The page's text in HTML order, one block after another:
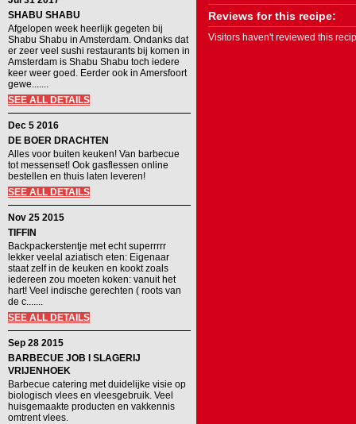
SHABU SHABU
Afgelopen week heerlijk gegeten bij
Shabu Shabu in Amsterdam. Ondanks dat
er zeer veel sushi restaurants bij komen in
Amsterdam is Shabu Shabu toch iedere
keer weer goed. Eerder ook in Amersfoort
gewe.......
SEE ALL DETAILS
Dec 5 2016
DE BOER DRACHTEN
Alles voor buiten keuken! Van barbecue
tot messenset! Ook gasflessen online
bestellen en thuis laten leveren!
SEE ALL DETAILS
Nov 25 2015
TIFFIN
Backpackerstentje met echt superrrrr
lekker veelal aziatisch eten: Eigenaar
staat zelf in de keuken en kookt zoals
iedereen zou moeten koken: vanuit het
hart! Veel indische gerechten ( roots van
de c.......
SEE ALL DETAILS
Sep 28 2015
BARBECUE JOB I SLAGERIJ
VRIJENHOEK
Barbecue catering met duidelijke visie op
biologisch vlees en vleesgebruik. Veel
huisgemaakte producten en vakkennis
omtrent vlees.
Reviews for this recipe:
Visitors haven't reviewed this